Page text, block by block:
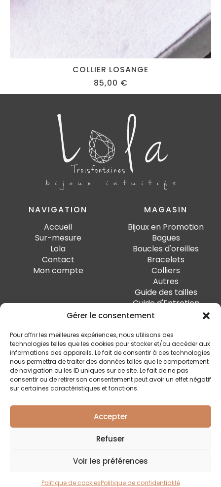
Gérer le consentement
Pour offrir les meilleures expériences, nous utilisons des
technologies telles que les cookies pour stocker et/ou accéder aux
informations des appareils. Le fait de consentir à ces technologies
nous permettra de traiter des données telles que le comportement
de navigation ou les ID uniques sur ce site. Le fait de ne pas
consentir ou de retirer son consentement peut avoir un effet négatif
sur certaines caractéristiques et fonctions.
Accepter
Refuser
Voir les préférences
Politique de cookiesPolitique de confidentialité
COLLIER LOSANGE
85,00 €
NAVIGATION
Accueil
Sur-mesure
Lola
Contact
Mon compte
MAGASIN
Bijoux en Promotion
Bagues
Boucles d'oreilles
Bracelets
Colliers
Autres
Guide des tailles
Guide d'Entretien
SUIVEZ-MOI
Quai Marcellis 10, 4020 Liège - BE0 794.477.312
Politique de confidentialité